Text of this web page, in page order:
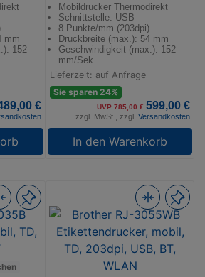
mm
152
€
Mobildrucker Thermodirekt
Schnittstelle: USB
8 Punkte/mm (203dpi)
Druckbreite (max.): 54 mm
Geschwindigkeit (max.): 152
mm/Sek
Lieferzeit: auf Anfrage
Sie sparen 24%
UVP 785,00 € 599,00 €
zzgl. MwSt., zzgl. Versandkosten
In den Warenkorb